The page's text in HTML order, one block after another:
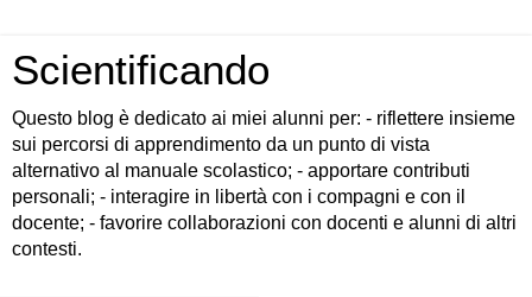
Scientificando
Questo blog è dedicato ai miei alunni per: - riflettere insieme
sui percorsi di apprendimento da un punto di vista
alternativo al manuale scolastico; - apportare contributi
personali; - interagire in libertà con i compagni e con il
docente; - favorire collaborazioni con docenti e alunni di altri
contesti.